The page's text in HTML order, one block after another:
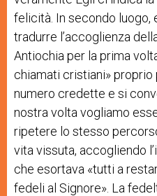
felicità. In secondo luogo,
tradurre l’accoglienza
Antiochia per la prima
chiamati cristiani» proprio
numero credette e si
nostra volta vogliamo
ripetere lo stesso
vita vissuta, accogliendo
che esortava «tutti a
fedeli al Signore». La